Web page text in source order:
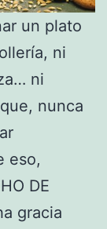
un plato
ni
ni
nunca
eso,
DE
gracia